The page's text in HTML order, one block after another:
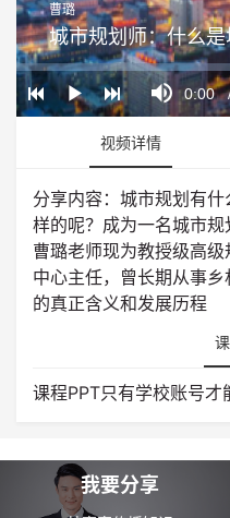
Play
Mute
0:00
Loaded:
0%
Progress:
0%
曹璐
城市规划师：什么
视频详情
分享内容：城市规划有
样的呢？成为一名城市规
曹璐老师现为教授级高
中心主任，曾长期从事
的真正含义和发展历程
课程PPT只有学校账号才
我要分享